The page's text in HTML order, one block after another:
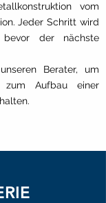
vom
Jeder Schritt wird
bevor der nächste
Berater, um
zum Aufbau einer